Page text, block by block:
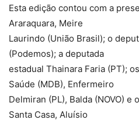
Esta edição contou com a
Araraquara, Meire
Laurindo (União Brasil); o
(Podemos); a deputada
estadual Thainara Faria (PT);
Saúde (MDB), Enfermeiro
Delmiran (PL), Balda (NOVO)
Santa Casa, Aluísio